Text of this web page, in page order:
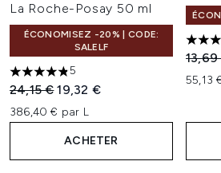
La Roche-Posay 50 ml
ÉCONOMISEZ -20% | CODE:
SALELF
4.8 étoiles sur un maximum de 5
5
Prix de vente :
24,15 €Prix ​​actuel :
19,32 €
386,40 € par L
ACHETER
4.73
Prix
55,13